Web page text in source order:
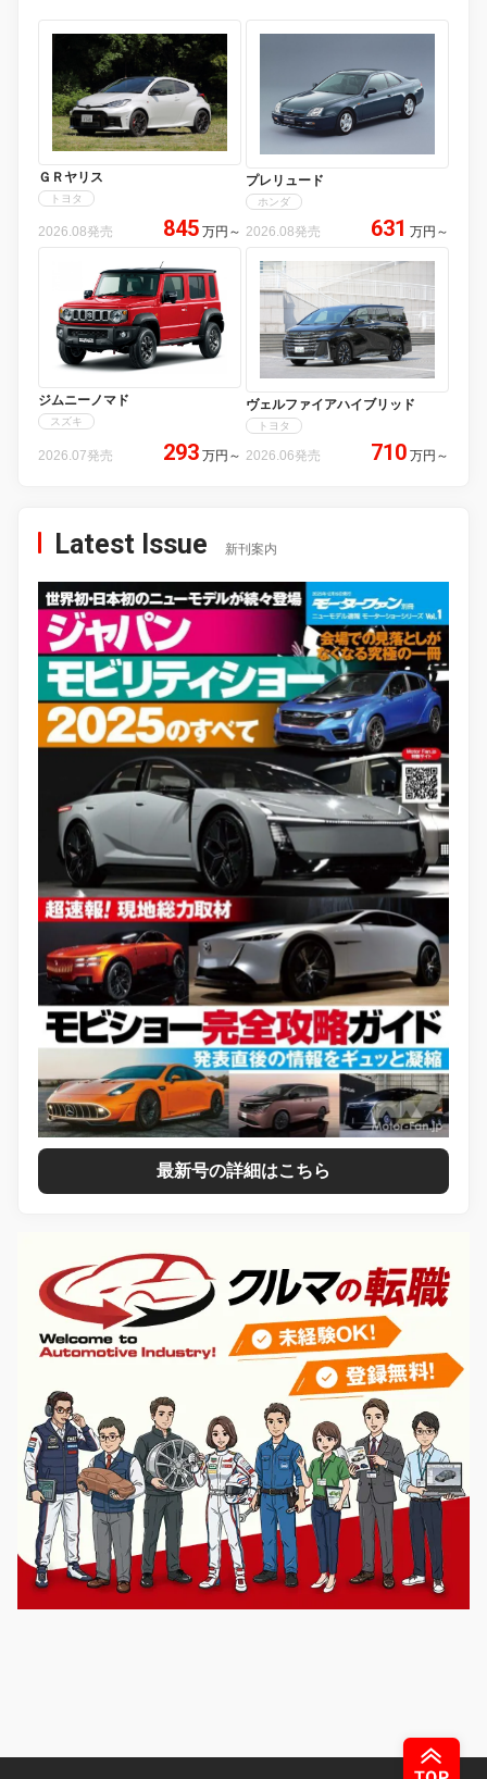
ＧＲヤリス
トヨタ
2026.08発売 845 万円 ～
プレリュード
ホンダ
2026.08発売 631 万円 ～
ジムニーノマド
スズキ
2026.07発売 293 万円 ～
ヴェルファイアハイブリッド
トヨタ
2026.06発売 710 万円 ～
Latest Issue 新刊案内
最新号の詳細はこちら